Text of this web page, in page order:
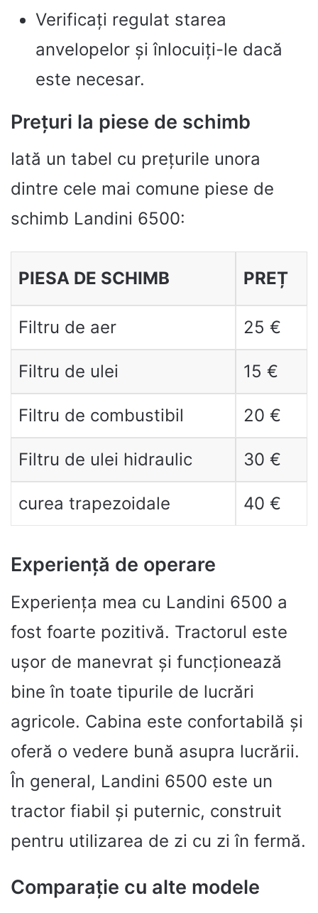
Verificați regulat starea
anvelopelor și înlocuiți-le dacă
este necesar.
Prețuri la piese de schimb
Iată un tabel cu prețurile unora
dintre cele mai comune piese de
schimb Landini 6500:
PIESA DE SCHIMB PREȚ
Filtru de aer 25 €
Filtru de ulei 15 €
Filtru de combustibil 20 €
Filtru de ulei hidraulic 30 €
curea trapezoidale 40 €
Experiență de operare
Experiența mea cu Landini 6500 a
fost foarte pozitivă. Tractorul este
ușor de manevrat și funcționează
bine în toate tipurile de lucrări
agricole. Cabina este confortabilă și
oferă o vedere bună asupra lucrării.
În general, Landini 6500 este un
tractor fiabil și puternic, construit
pentru utilizarea de zi cu zi în fermă.
Comparație cu alte modele